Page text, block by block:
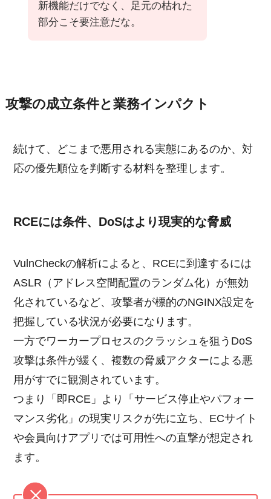
新機能だけでなく、足元の枯れた
部分こそ要注意だな。
攻撃の成立条件と業務インパクト
続けて、どこまで悪用される実態にあるのか、対
応の優先順位を判断する材料を整理します。
RCEには条件、DoSはより現実的な脅威
VulnCheckの解析によると、RCEに到達するには
ASLR（アドレス空間配置のランダム化）が無効
化されているなど、攻撃者が標的のNGINX設定を
把握している状況が必要になります。
一方でワーカープロセスのクラッシュを狙うDoS
攻撃は条件が緩く、複数の脅威アクターによる悪
用がすでに観測されています。
つまり「即RCE」より「サービス停止やパフォー
マンス劣化」の現実リスクが先に立ち、ECサイト
や会員向けアプリでは可用性への直撃が想定され
ます。